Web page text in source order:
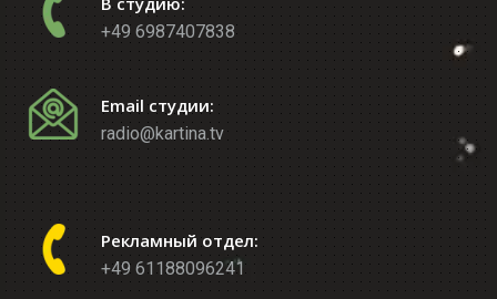
+49 6987407838
Email студии:
radio@kartina.tv
Рекламный отдел:
+49 61188096241